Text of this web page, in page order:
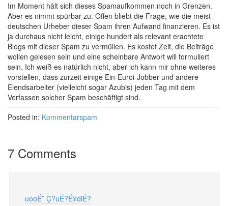
Im Moment hält sich dieses Spamaufkommen noch in Grenzen.
Aber es nimmt spürbar zu. Offen bliebt die Frage, wie die meist
deutschen Urheber dieser Spam ihren Aufwand finanzieren. Es ist
ja durchaus nicht leicht, einige hundert als relevant erachtete
Blogs mit dieser Spam zu vermüllen. Es kostet Zeit, die Beiträge
wollen gelesen sein und eine scheinbare Antwort will formuliert
sein. Ich weiß es natürlich nicht, aber ich kann mir ohne weiteres
vorstellen, dass zurzeit einige Ein-Euroi-Jobber und andere
Elendsarbeiter (vielleicht sogar Azubis) jeden Tag mit dem
Verfassen solcher Spam beschäftigt sind.
Posted in: Kommentarspam
7 Comments
uooÉ¯ Ç?uÉ?É¥dlÉ?